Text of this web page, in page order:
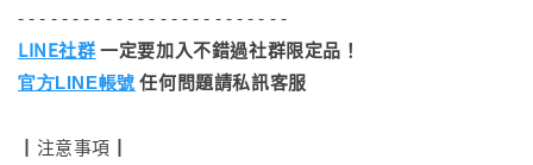
- - - - - - - - - - - - - - - - - - - - - - - - -
LINE社群一定要加入不錯過社群限定品！
官方LINE帳號 任何問題請私訊客服
┃注意事項┃